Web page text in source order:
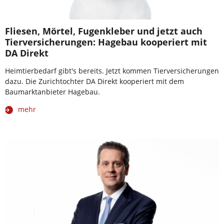
Fliesen, Mörtel, Fugenkleber und jetzt auch
Tierversicherungen: Hagebau kooperiert mit
DA Direkt
Heimtierbedarf gibt's bereits. Jetzt kommen Tierversicherungen
dazu. Die Zurichtochter DA Direkt kooperiert mit dem
Baumarktanbieter Hagebau.
mehr